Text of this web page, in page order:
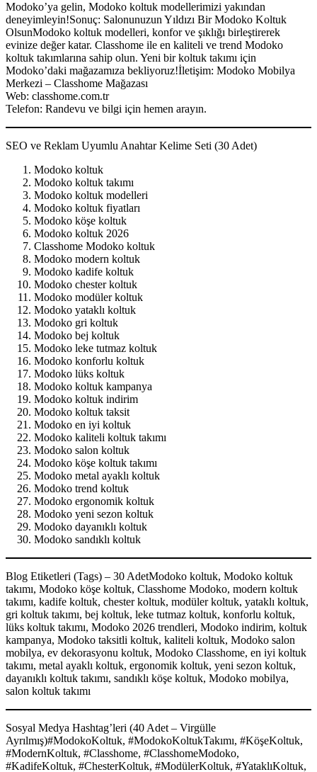
Modoko’ya gelin, Modoko koltuk modellerimizi yakından
deneyimleyin!Sonuç: Salonunuzun Yıldızı Bir Modoko Koltuk
OlsunModoko koltuk modelleri, konfor ve şıklığı birleştirerek
evinize değer katar. Classhome ile en kaliteli ve trend Modoko
koltuk takımlarına sahip olun. Yeni bir koltuk takımı için
Modoko’daki mağazamıza bekliyoruz!İletişim: Modoko Mobilya
Merkezi – Classhome Mağazası
Web: classhome.com.tr
Telefon: Randevu ve bilgi için hemen arayın.
SEO ve Reklam Uyumlu Anahtar Kelime Seti (30 Adet)
Modoko koltuk
Modoko koltuk takımı
Modoko koltuk modelleri
Modoko koltuk fiyatları
Modoko köşe koltuk
Modoko koltuk 2026
Classhome Modoko koltuk
Modoko modern koltuk
Modoko kadife koltuk
Modoko chester koltuk
Modoko modüler koltuk
Modoko yataklı koltuk
Modoko gri koltuk
Modoko bej koltuk
Modoko leke tutmaz koltuk
Modoko konforlu koltuk
Modoko lüks koltuk
Modoko koltuk kampanya
Modoko koltuk indirim
Modoko koltuk taksit
Modoko en iyi koltuk
Modoko kaliteli koltuk takımı
Modoko salon koltuk
Modoko köşe koltuk takımı
Modoko metal ayaklı koltuk
Modoko trend koltuk
Modoko ergonomik koltuk
Modoko yeni sezon koltuk
Modoko dayanıklı koltuk
Modoko sandıklı koltuk
Blog Etiketleri (Tags) – 30 AdetModoko koltuk, Modoko koltuk
takımı, Modoko köşe koltuk, Classhome Modoko, modern koltuk
takımı, kadife koltuk, chester koltuk, modüler koltuk, yataklı koltuk,
gri koltuk takımı, bej koltuk, leke tutmaz koltuk, konforlu koltuk,
lüks koltuk takımı, Modoko 2026 trendleri, Modoko indirim, koltuk
kampanya, Modoko taksitli koltuk, kaliteli koltuk, Modoko salon
mobilya, ev dekorasyonu koltuk, Modoko Classhome, en iyi koltuk
takımı, metal ayaklı koltuk, ergonomik koltuk, yeni sezon koltuk,
dayanıklı koltuk takımı, sandıklı köşe koltuk, Modoko mobilya,
salon koltuk takımı
Sosyal Medya Hashtag’leri (40 Adet – Virgülle
Ayrılmış)#ModokoKoltuk, #ModokoKoltukTakımı, #KöşeKoltuk,
#ModernKoltuk, #Classhome, #ClasshomeModoko,
#KadifeKoltuk, #ChesterKoltuk, #ModülerKoltuk, #YataklıKoltuk,